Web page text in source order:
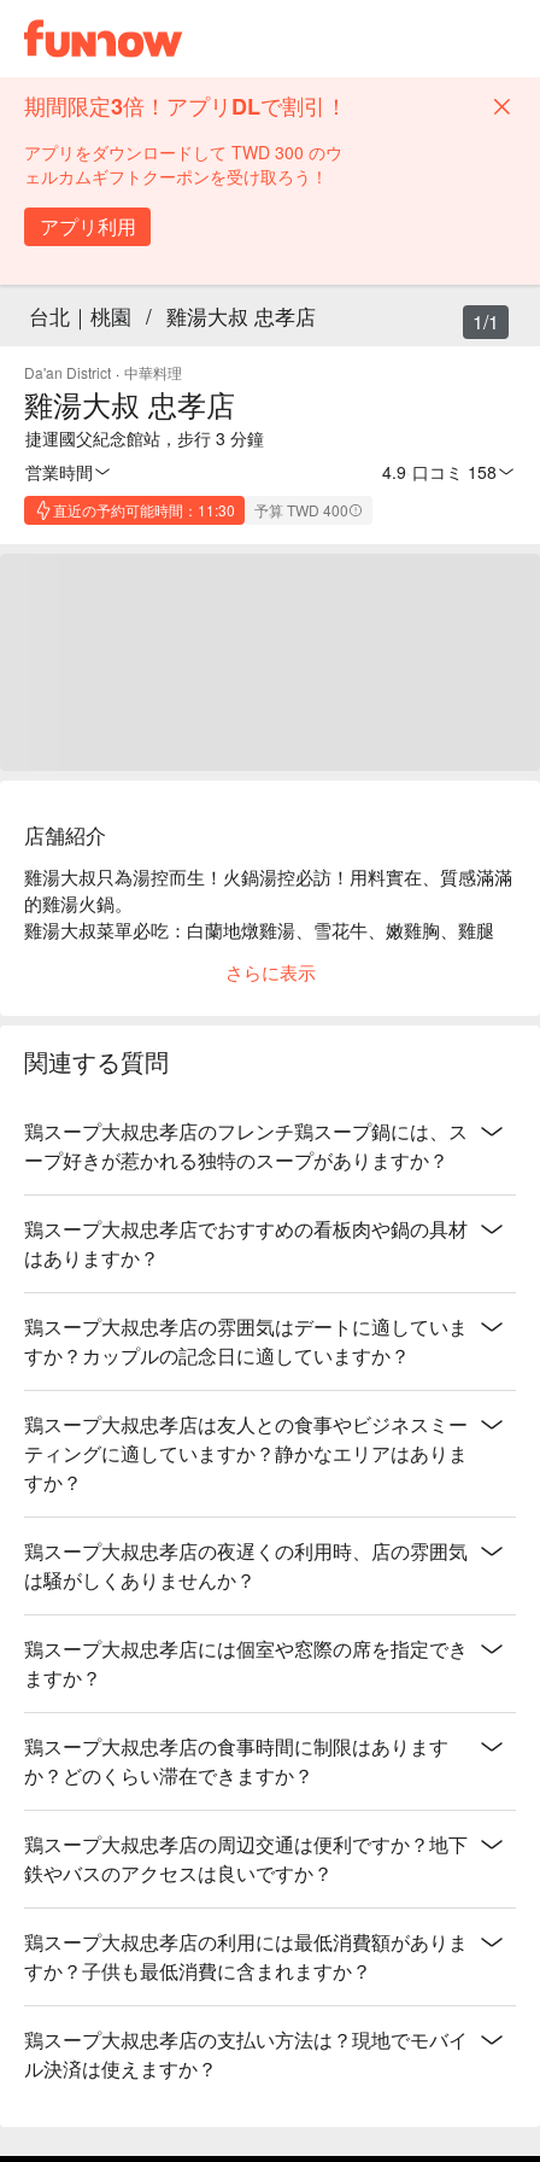
期間限定3倍！アプリDLで割引！
アプリをダウンロードして TWD 300 のウ
ェルカムギフトクーポンを受け取ろう！
アプリ利用
台北｜桃園 / 雞湯大叔 忠孝店
Da'an District · 中華料理
雞湯大叔 忠孝店
捷運國父紀念館站，步行 3 分鐘
営業時間
4.9 口コミ 158
直近の予約可能時間：11:30 予算 TWD 400
1/1
店舗紹介
雞湯大叔只為湯控而生！火鍋湯控必訪！用料實在、質感滿滿
的雞湯火鍋。
雞湯大叔菜單必吃：白蘭地燉雞湯、雪花牛、嫩雞胸、雞腿
雞湯大叔評價：Google 4.3 星超高評價
さらに表示
関連する質問
鶏スープ大叔忠孝店のフレンチ鶏スープ鍋には、ス
ープ好きが惹かれる独特のスープがありますか？
鶏スープ大叔忠孝店でおすすめの看板肉や鍋の具材
はありますか？
鶏スープ大叔忠孝店の雰囲気はデートに適していま
すか？カップルの記念日に適していますか？
鶏スープ大叔忠孝店は友人との食事やビジネスミー
ティングに適していますか？静かなエリアはありま
すか？
鶏スープ大叔忠孝店の夜遅くの利用時、店の雰囲気
は騒がしくありませんか？
鶏スープ大叔忠孝店には個室や窓際の席を指定でき
ますか？
鶏スープ大叔忠孝店の食事時間に制限はあります
か？どのくらい滞在できますか？
鶏スープ大叔忠孝店の周辺交通は便利ですか？地下
鉄やバスのアクセスは良いですか？
鶏スープ大叔忠孝店の利用には最低消費額がありま
すか？子供も最低消費に含まれますか？
鶏スープ大叔忠孝店の支払い方法は？現地でモバイ
ル決済は使えますか？